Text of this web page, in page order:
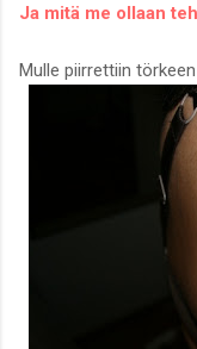
Ja mitä me ollaan
Mulle piirrettiin